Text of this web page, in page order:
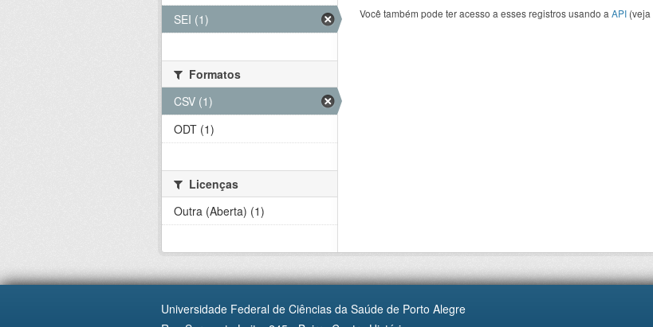
Você também pode ter acesso a esses registros usando a API (veja
SEI (1)
Formatos
CSV (1)
ODT (1)
Licenças
Outra (Aberta) (1)
Universidade Federal de Ciências da Saúde de Porto Alegre